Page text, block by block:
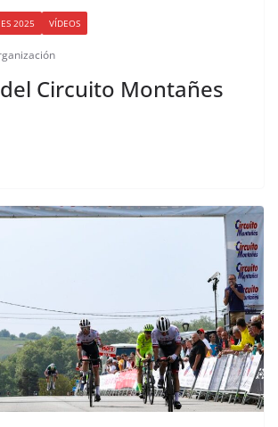
2025 VÍDEOS
del Circuito Montañes